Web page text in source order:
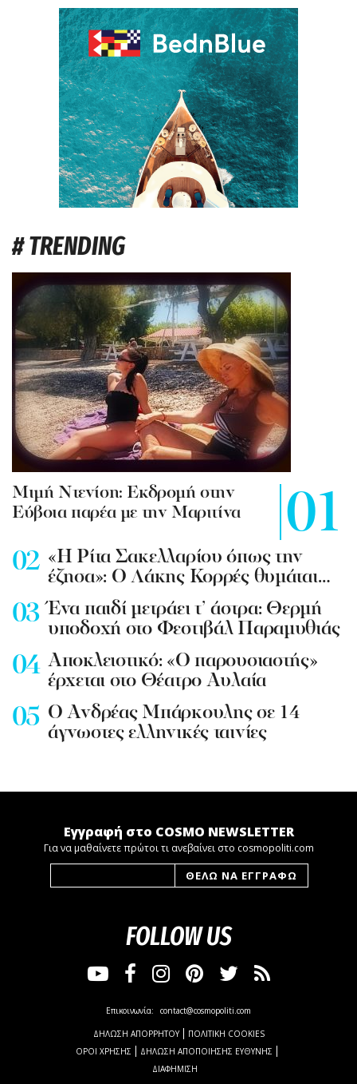
# TRENDING
Mιμή Ντενίση: Εκδρομή στην
Εύβοια παρέα με την Μαριτίνα
«Η Ρίτα Σακελλαρίου όπως την
έζησα»: Ο Λάκης Κορρές θυμάται…
Ένα παιδί μετράει τ’ άστρα: Θερμή
υποδοχή στο Φεστιβάλ Παραμυθιάς
Aποκλειστικό: «Ο παρουσιαστής»
έρχεται στο Θέατρο Αυλαία
Ο Ανδρέας Μπάρκουλης σε 14
άγνωστες ελληνικές ταινίες
Εγγραφή στο COSMO NEWSLETTER
Για να μαθαίνετε πρώτοι τι ανεβαίνει στο cosmopoliti.com
FOLLOW US
Επικοινωνία: contact@cosmopoliti.com
ΔΗΛΩΣΗ ΑΠΟΡΡΗΤΟΥ
ΠΟΛΙΤΙΚΗ COOKIES
ΟΡΟΙ ΧΡΗΣΗΣ
ΔΗΛΩΣΗ ΑΠΟΠΟΙΗΣΗΣ ΕΥΘΥΝΗΣ
ΔΙΑΦΗΜΙΣΗ